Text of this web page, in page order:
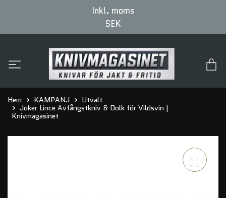
Inkl. moms
SEK
Hem KAMPANJ
Utvalt
Joker Lince Avfångstkniv & Dolk för Vildsvin |
Knivmagasinet